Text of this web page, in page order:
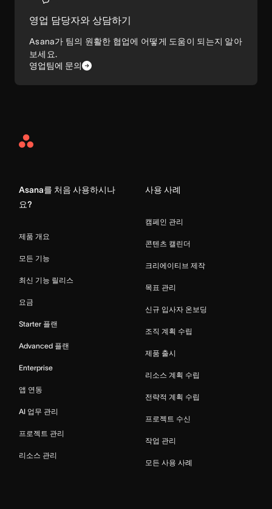
영업 담당자와 상담하기
Asana가 팀의 원활한 협업에 어떻게 도움이 되는지 알아
보세요.
영업팀에 문의
Asana
Asana를 처음 사용하시나
요?
제품 개요
모든 기능
최신 기능 릴리스
요금
Starter 플랜
Advanced 플랜
Enterprise
앱 연동
AI 업무 관리
프로젝트 관리
리소스 관리
사용 사례
캠페인 관리
콘텐츠 캘린더
크리에이티브 제작
목표 관리
신규 입사자 온보딩
조직 계획 수립
제품 출시
리소스 계획 수립
전략적 계획 수립
프로젝트 수신
작업 관리
모든 사용 사례